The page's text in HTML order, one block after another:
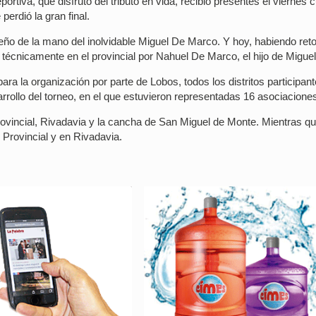
la gran final.
de la mano del inolvidable Miguel De Marco. Y hoy, habiendo
en el provincial por Nahuel De Marco, el hijo de
la organización por parte de Lobos, todos los distritos
del torneo, en el que estuvieron representadas 16
Rivadavia y la cancha de San Miguel de Monte. Mientras
y en Rivadavia.